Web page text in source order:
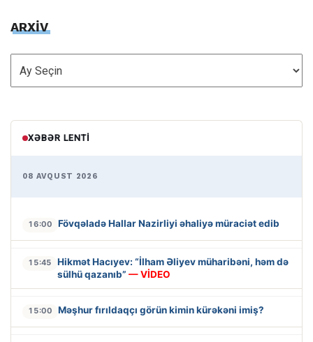
ARXİV
ARXİV
XƏBƏR LENTI
08 AVQUST 2026
16:00 Fövqəladə Hallar Nazirliyi əhaliyə müraciət edib
15:45
Hikmət Hacıyev: “İlham Əliyev müharibəni, həm də
sülhü qazanıb” — VİDEO
15:00 Məşhur fırıldaqçı görün kimin kürəkəni imiş?